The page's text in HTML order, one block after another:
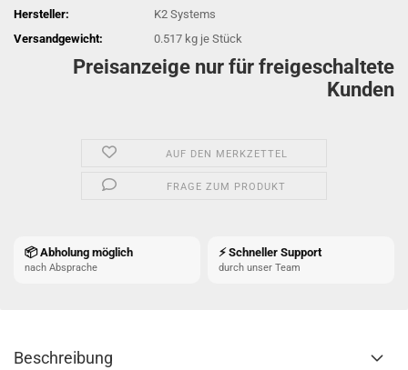
Hersteller:
K2 Systems
Versandgewicht:
0.517 kg je Stück
Preisanzeige nur für freigeschaltete
Kunden
AUF DEN MERKZETTEL
FRAGE ZUM PRODUKT
📦 Abholung möglich
nach Absprache
⚡ Schneller Support
durch unser Team
Beschreibung